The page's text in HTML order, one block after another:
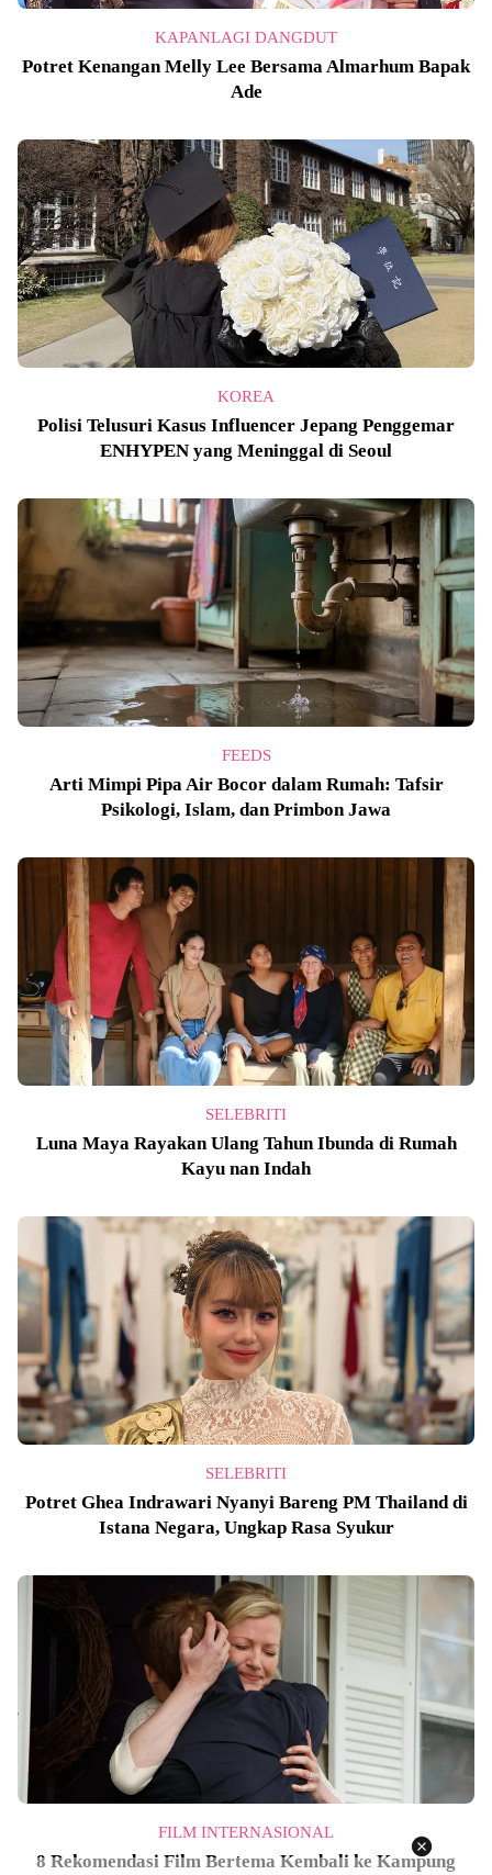
KAPANLAGI DANGDUT
Potret Kenangan Melly Lee Bersama Almarhum Bapak
Ade
KOREA
Polisi Telusuri Kasus Influencer Jepang Penggemar
ENHYPEN yang Meninggal di Seoul
FEEDS
Arti Mimpi Pipa Air Bocor dalam Rumah: Tafsir
Psikologi, Islam, dan Primbon Jawa
SELEBRITI
Luna Maya Rayakan Ulang Tahun Ibunda di Rumah
Kayu nan Indah
SELEBRITI
Potret Ghea Indrawari Nyanyi Bareng PM Thailand di
Istana Negara, Ungkap Rasa Syukur
FILM INTERNASIONAL
8 Rekomendasi Film Bertema Kembali ke Kampung